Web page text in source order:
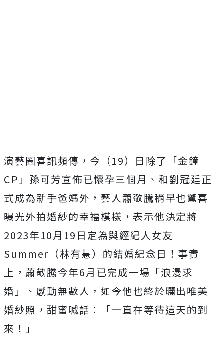
演藝圈喜訊頻傳，今（19）日除了「金鐘
CP」孫可芳宣佈已懷孕三個月、和劉冠廷正
式成為新手爸媽外，藝人蕭敬騰稍早也驚喜
曝光外拍婚紗的幸福模樣，表示他決定將
2023年10月19日定為與經紀人女友
Summer（林有慧）的結婚紀念日！事實
上，蕭敬騰今年6月已完成一場「浪漫求
婚」、感動無數人，如今他也終於曬出唯美
婚紗照，甜蜜喊話：「一直在等待這天的到
來！」